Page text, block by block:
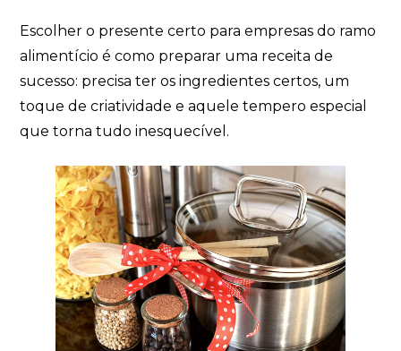
Escolher o presente certo para empresas do ramo
alimentício é como preparar uma receita de
sucesso: precisa ter os ingredientes certos, um
toque de criatividade e aquele tempero especial
que torna tudo inesquecível.